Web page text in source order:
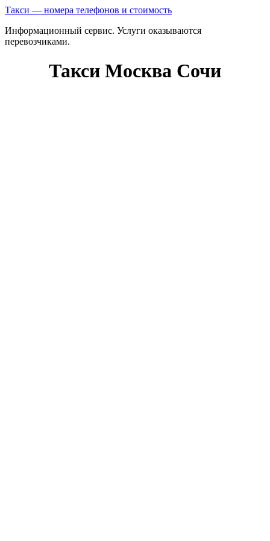
Такси — номера телефонов и стоимость
Информационный сервис. Услуги оказываются
перевозчиками.
Такси Москва Сочи